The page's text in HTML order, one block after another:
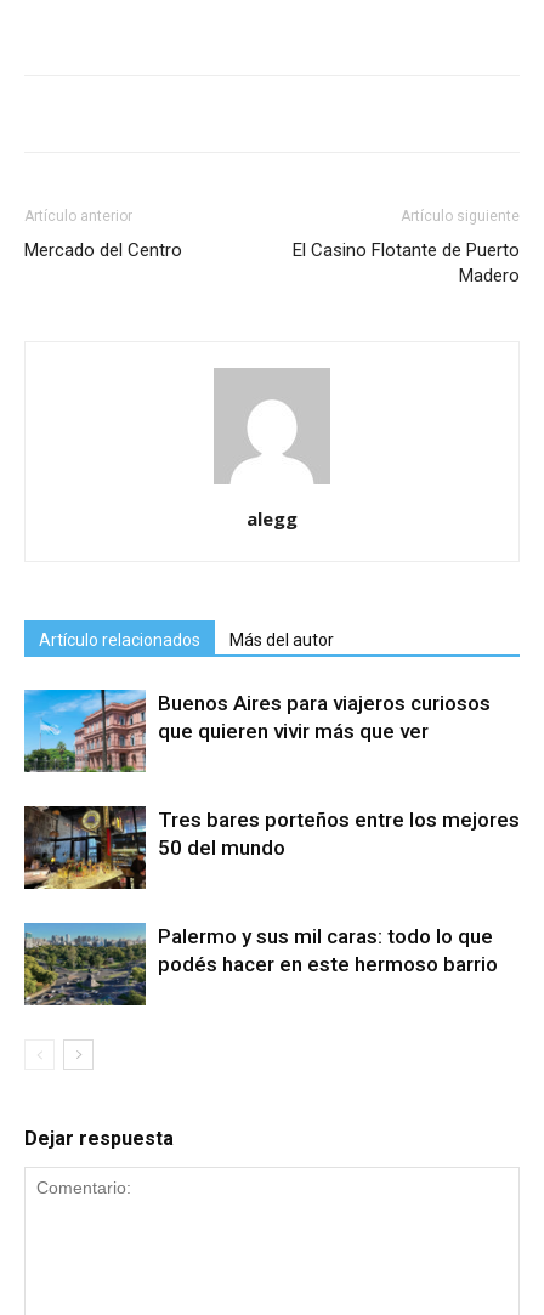
Artículo anterior
Mercado del Centro
Artículo siguiente
El Casino Flotante de Puerto
Madero
alegg
Artículo relacionados Más del autor
Buenos Aires para viajeros curiosos
que quieren vivir más que ver
Tres bares porteños entre los mejores
50 del mundo
Palermo y sus mil caras: todo lo que
podés hacer en este hermoso barrio
Dejar respuesta